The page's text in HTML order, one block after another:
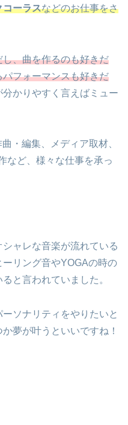
コーラスなどのお仕事をさ
、曲を作るのも好きだ
フォーマンスも好きだ
かりやすく言えばミュー
・編集、メディア取材、
など、様々な仕事を承っ
ャレな音楽が流れている
リング音やYOGAの時の
と言われていました。
ソナリティをやりたいと
夢が叶うといいですね！